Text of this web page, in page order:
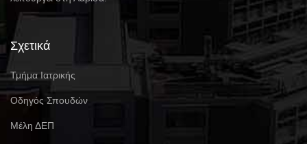
Σχετικά
Τμήμα Ιατρικής
Οδηγός Σπουδών
Μέλη ΔΕΠ